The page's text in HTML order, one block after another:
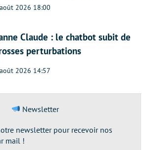
2026 18:00
Claude : le chatbot subit de
perturbations
2026 14:57
Newsletter
newsletter pour recevoir nos
mail !